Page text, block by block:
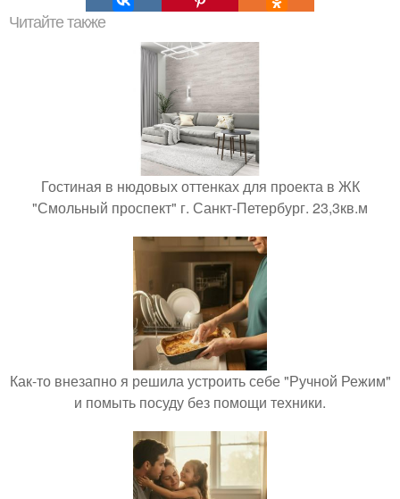
Читайте также
Гостиная в нюдовых оттенках для проекта в ЖК
"Смольный проспект" г. Санкт-Петербург. 23,3кв.м
Как-то внезапно я решила устроить себе "Ручной Режим"
и помыть посуду без помощи техники.